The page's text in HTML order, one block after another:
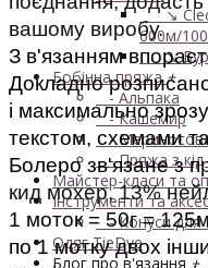
↘ Cleo,
600м/
↘
Бобінна пряжа+
- Альпака
- Кашемир
-
- Пряжа з
Майстер-класи та
Інструменти та
- Конуси для
Одяг TieDye
Блог про в'язання +
вашому виробу.
З в'язанням
Докладно
і максимально
текстом, схемами
Болеро зв'язане з п
кид мохер, 13%
1 моток = 50г =
по 1 мотку двох